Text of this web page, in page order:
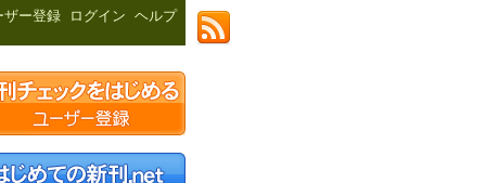
ザー登録 ログイン ヘルプ